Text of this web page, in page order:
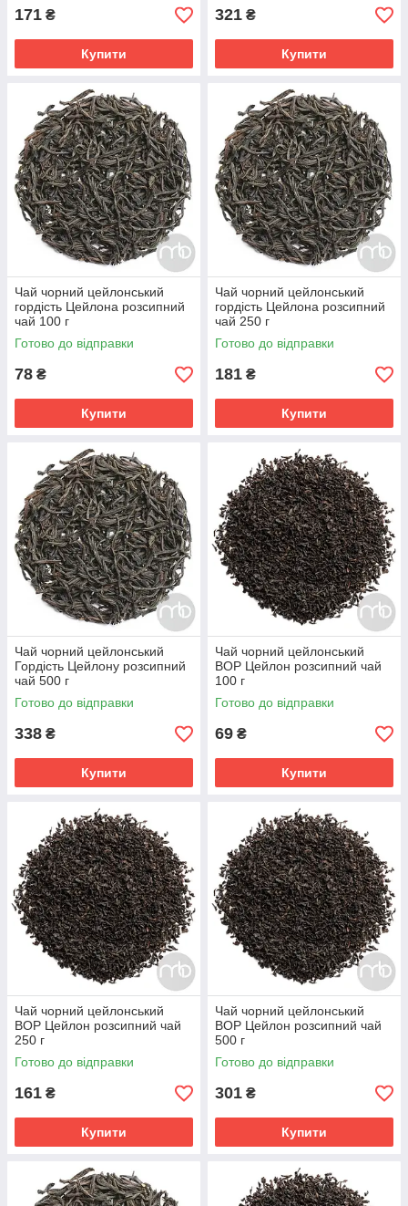
171 ₴
Купити
321 ₴
Купити
Чай чорний цейлонський
гордість Цейлона розсипний
чай 100 г
Готово до відправки
78 ₴
Купити
Чай чорний цейлонський
гордість Цейлона розсипний
чай 250 г
Готово до відправки
181 ₴
Купити
Чай чорний цейлонський
Гордість Цейлону розсипний
чай 500 г
Готово до відправки
338 ₴
Купити
Чай чорний цейлонський
ВОР Цейлон розсипний чай
100 г
Готово до відправки
69 ₴
Купити
Чай чорний цейлонський
ВОР Цейлон розсипний чай
250 г
Готово до відправки
161 ₴
Купити
Чай чорний цейлонський
ВОР Цейлон розсипний чай
500 г
Готово до відправки
301 ₴
Купити